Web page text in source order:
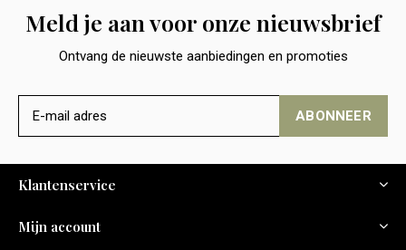
Meld je aan voor onze nieuwsbrief
Ontvang de nieuwste aanbiedingen en promoties
ABONNEER
Klantenservice
Mijn account